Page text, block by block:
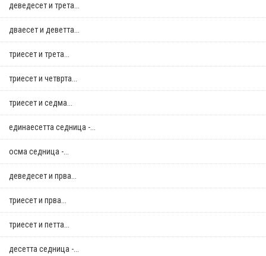
деведесет и трета...
дваесет и деветта...
триесет и трета...
триесет и четврта...
триесет и седма...
единаесетта седница -...
осма седница -...
деведесет и прва...
триесет и прва...
триесет и петта...
десетта седница -...